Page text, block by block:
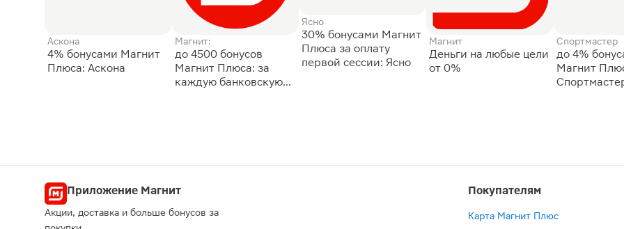
Аскона
4% бонусами Магнит
Плюса: Аскона
Магнит:
до 4500 бонусов
Магнит Плюса: за
каждую банковскую
Ясно
30% бонусами Магнит
Плюса за оплату
первой сессии: Ясно
Магнит
Деньги на любые цели
от 0%
Спортмастер
до 4%
Магнит
Приложение Магнит
Акции, доставка и больше бонусов за
Покупателям
Карта Магнит Плюс